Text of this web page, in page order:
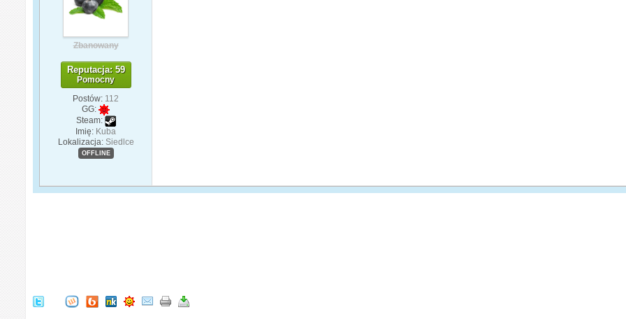
Zbanowany
Reputacja: 59
Pomocny
Postów: 112
GG:
Steam:
Imię: Kuba
Lokalizacja: Siedlce
OFFLINE